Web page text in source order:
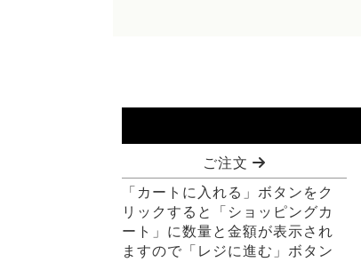
ご注文
「カートに入れる」ボタンをク
リックすると「ショッピングカ
ート」に数量と金額が表示され
ますので「レジに進む」ボタン